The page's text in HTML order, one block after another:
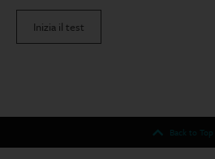
Inizia il test
Back to Top